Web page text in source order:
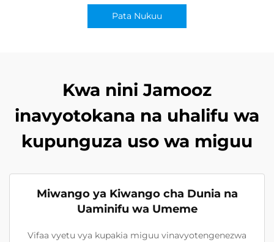
Pata Nukuu
Kwa nini Jamooz
inavyotokana na uhalifu wa
kupunguza uso wa miguu
Miwango ya Kiwango cha Dunia na
Uaminifu wa Umeme
Vifaa vyetu vya kupakia miguu vinavyotengenezwa